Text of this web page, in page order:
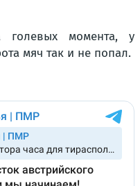
голевых момента, у
мяч так и не попал.